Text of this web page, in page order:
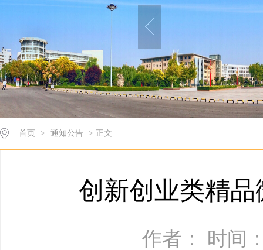
首页 > 通知公告 > 正文
创新创业类精
作者： 时间